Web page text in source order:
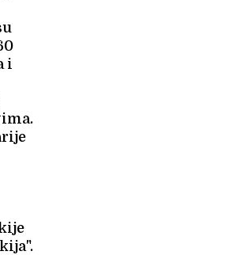
i